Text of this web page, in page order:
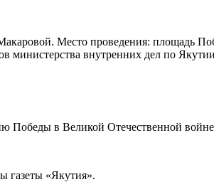
Место проведения: площадь
министерства внутренних дел по
в Великой Отечественной войне
газеты «Якутия».